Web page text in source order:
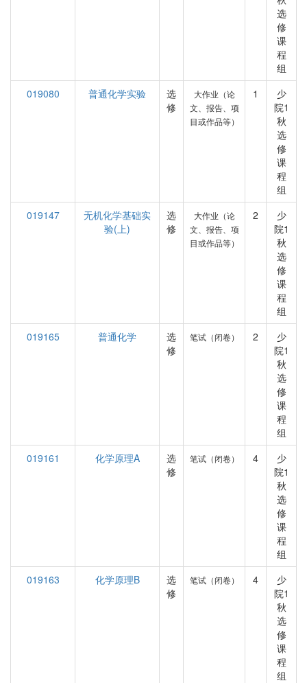
选
修
课
程
组
019080
普通化学实验
选
修
大作业（论
文、报告、项
目或作品等）
1
少
院1
秋
选
修
课
程
组
019147
无机化学基础实
验(上)
选
修
大作业（论
文、报告、项
目或作品等）
2
少
院1
秋
选
修
课
程
组
019165
普通化学
选
修
笔试（闭卷） 2
少
院1
秋
选
修
课
程
组
019161
化学原理A
选
修
笔试（闭卷） 4
少
院1
秋
选
修
课
程
组
019163
化学原理B
选
修
笔试（闭卷） 4
少
院1
秋
选
修
课
程
组